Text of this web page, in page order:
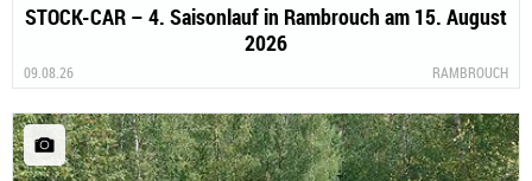
STOCK-CAR – 4. Saisonlauf in Rambrouch am 15. August
2026
09.08.26 RAMBROUCH